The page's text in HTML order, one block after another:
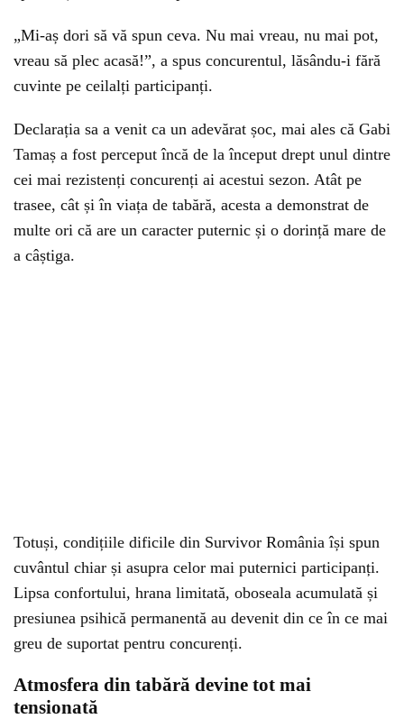
„Mi-aș dori să vă spun ceva. Nu mai vreau, nu mai pot,
vreau să plec acasă!”, a spus concurentul, lăsându-i fără
cuvinte pe ceilalți participanți.
Declarația sa a venit ca un adevărat șoc, mai ales că Gabi
Tamaș a fost perceput încă de la început drept unul dintre
cei mai rezistenți concurenți ai acestui sezon. Atât pe
trasee, cât și în viața de tabără, acesta a demonstrat de
multe ori că are un caracter puternic și o dorință mare de
a câștiga.
Totuși, condițiile dificile din Survivor România își spun
cuvântul chiar și asupra celor mai puternici participanți.
Lipsa confortului, hrana limitată, oboseala acumulată și
presiunea psihică permanentă au devenit din ce în ce mai
greu de suportat pentru concurenți.
Atmosfera din tabără devine tot mai
tensionată